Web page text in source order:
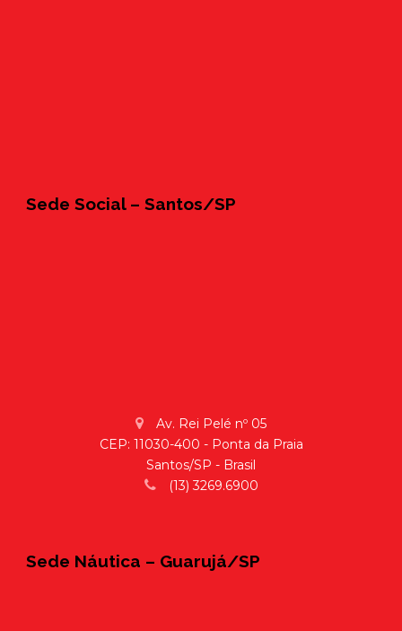
Sede Social – Santos/SP
Av. Rei Pelé nº 05
CEP: 11030-400 - Ponta da Praia
Santos/SP - Brasil
(13) 3269.6900
Sede Náutica – Guarujá/SP